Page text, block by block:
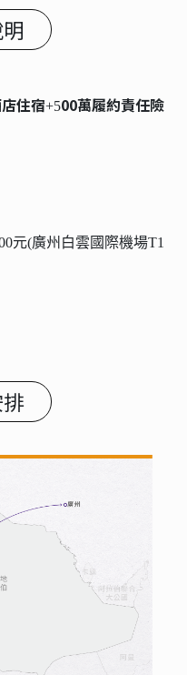
住宿+500萬履約責任險
元(廣州白雲國際機場T1